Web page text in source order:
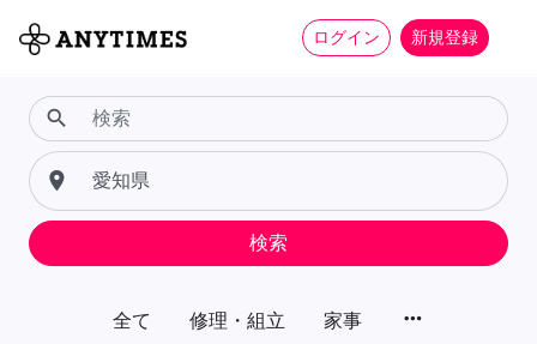
ログイン 新規登録
全て 修理・組立 家事 more_horiz
search
place
検索